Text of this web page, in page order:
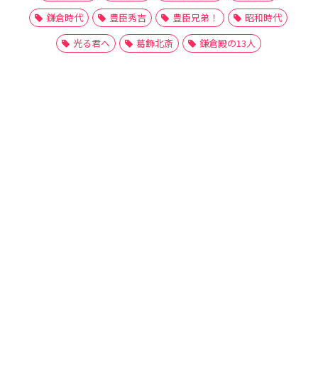
鎌倉時代
豊臣秀吉 豊臣兄弟！
昭和時代
光る君へ
葛飾北斎 鎌倉殿の13人